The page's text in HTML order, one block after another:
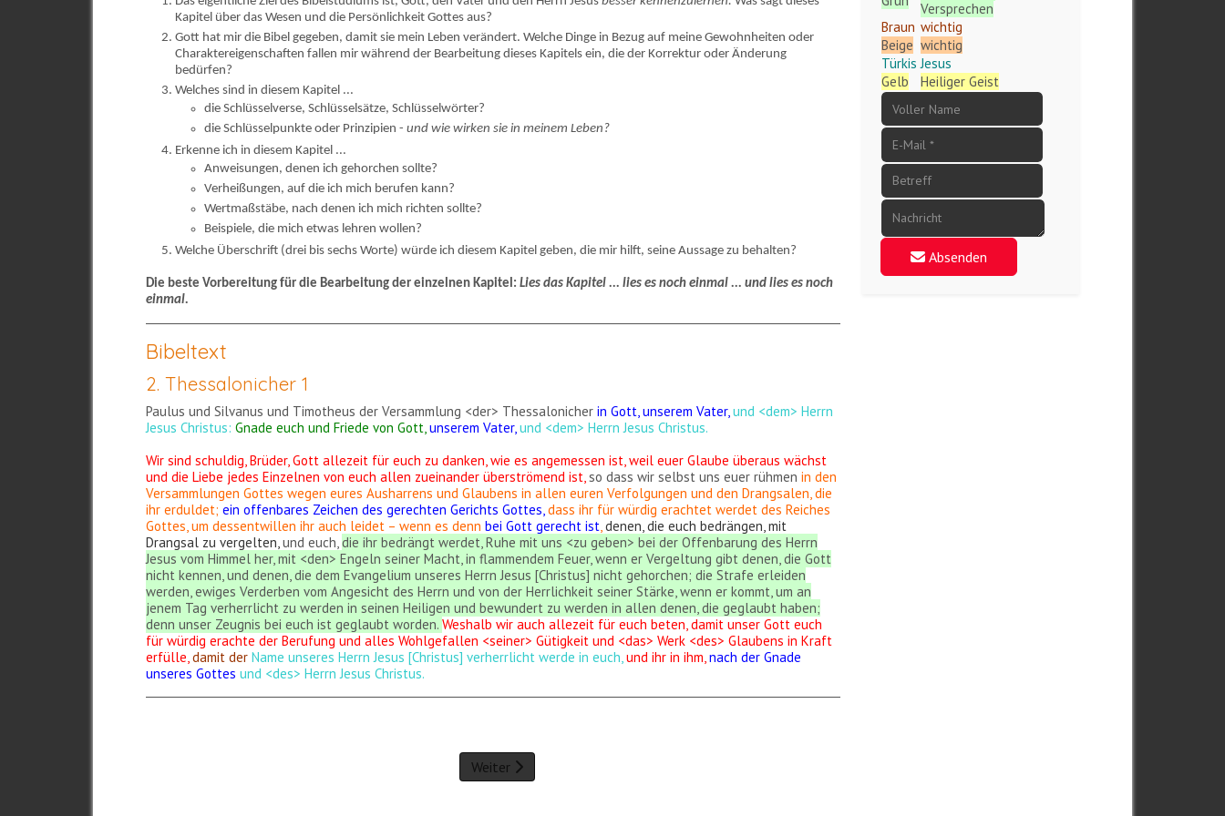
Kapitel über das Wesen und die Persönlichkeit Gottes aus?
Gott hat mir die Bibel gegeben, damit sie mein Leben verändert. Welche Dinge in Bezug auf meine Gewohnheiten oder
Charaktereigenschaften fallen mir während der Bearbeitung dieses Kapitels ein, die der Korrektur oder Änderung
bedürfen?
Welches sind in diesem Kapitel ...
die Schlüsselverse, Schlüsselsätze, Schlüsselwörter?
die Schlüsselpunkte oder Prinzipien -und wie wirken sie in meinem Leben?
Erkenne ich in diesem Kapitel ...
Anweisungen, denen ich gehorchen sollte?
Verheißungen, auf die ich mich berufen kann?
Wertmaßstäbe, nach denen ich mich richten sollte?
Beispiele, die mich etwas lehren wollen?
Welche Überschrift (drei bis sechs Worte) würde ich diesem Kapitel geben, die mir hilft, seine Aussage zu behalten?
Die beste Vorbereitung für die Bearbeitung der einzelnen Kapitel:Lies das Kapitel ... lies es noch einmal ... und lies es noch
einmal.
Bibeltext
2. Thessalonicher 1
Paulus und Silvanus und Timotheus der Versammlung <der> Thessalonicherin Gott, unserem Vater, und <dem> Herrn
Jesus Christus:Gnade euch und Friede von Gott, unserem Vater, und <dem> Herrn Jesus Christus.
Wir sind schuldig, Brüder, Gott allezeit für euch zu danken, wie es angemessen ist, weil euer Glaube überaus wächst
und die Liebe jedes Einzelnen von euch allen zueinander überströmend ist,so dass wir selbst uns euer rühmenin den
Versammlungen Gottes wegen eures Ausharrens und Glaubens in allen euren Verfolgungen und den Drangsalen, die
ihr erduldet;ein offenbares Zeichen des gerechten Gerichts Gottes, dass ihr für würdig erachtet werdet des Reiches
Gottes, um dessentwillen ihr auch leidet – wenn es dennbei Gott gerecht ist,denen, die euch bedrängen, mit
Drangsal zu vergelten,und euch,die ihr bedrängt werdet, Ruhe mit uns <zu geben> bei der Offenbarung des Herrn
Jesus vom Himmel her, mit <den> Engeln seiner Macht, in flammendem Feuer, wenn er Vergeltung gibt denen, die Gott
nicht kennen, und denen, die dem Evangelium unseres Herrn Jesus [Christus] nicht gehorchen; die Strafe erleiden
werden, ewiges Verderben vom Angesicht des Herrn und von der Herrlichkeit seiner Stärke, wenn er kommt, um an
jenem Tag verherrlicht zu werden in seinen Heiligen und bewundert zu werden in allen denen, die geglaubt haben;
denn unser Zeugnis bei euch ist geglaubt worden.Weshalb wir auch allezeit für euch beten, damit unser Gott euch
für würdig erachte der Berufung und alles Wohlgefallen <seiner> Gütigkeit und <das> Werk <des> Glaubens in Kraft
erfülle,damit der Name unseres Herrn Jesus [Christus] verherrlicht werde in euch, und ihr in ihm, nach der Gnade
unseres Gottes und <des> Herrn Jesus Christus.
Weiter
Versprechen
Braun wichtig
Beige wichtig
Türkis Jesus
Gelb
Heiliger Geist
Absenden